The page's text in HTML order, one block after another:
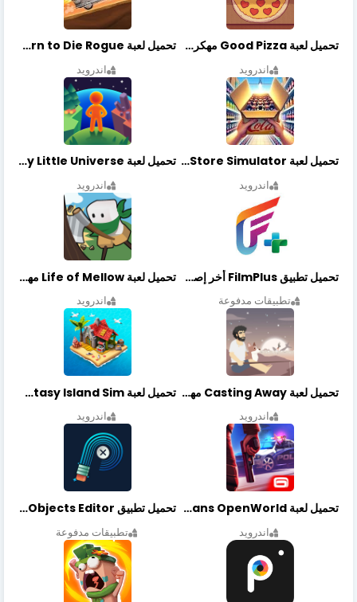
تحميل لعبة Good Pizza مهكرة اخر اصدار
اندرويد
تحميل لعبة Earn to Die Rogue مهكرة اخر اصدار
اندرويد
تحميل لعبة Retail Store Simulator مهكرة اخر اصدار
اندرويد
تحميل لعبة My Little Universe مهكرة أخر إصدار
اندرويد
تحميل تطبيق FilmPlus أخر إصدار
تطبيقات مدفوعة
تحميل لعبة Life of Mellow مهكرة أخر إصدار
اندرويد
تحميل لعبة Casting Away مهكرة أخر إصدار
اندرويد
تحميل لعبة Fantasy Island Sim مهكرة أخر إصدار
اندرويد
تحميل لعبة Gangstar New Orleans OpenWorld مهكرة أخر إصدار
اندرويد
تحميل تطبيق Retouch Remove Objects Editor مهكرة اخر إصدار
تطبيقات مدفوعة